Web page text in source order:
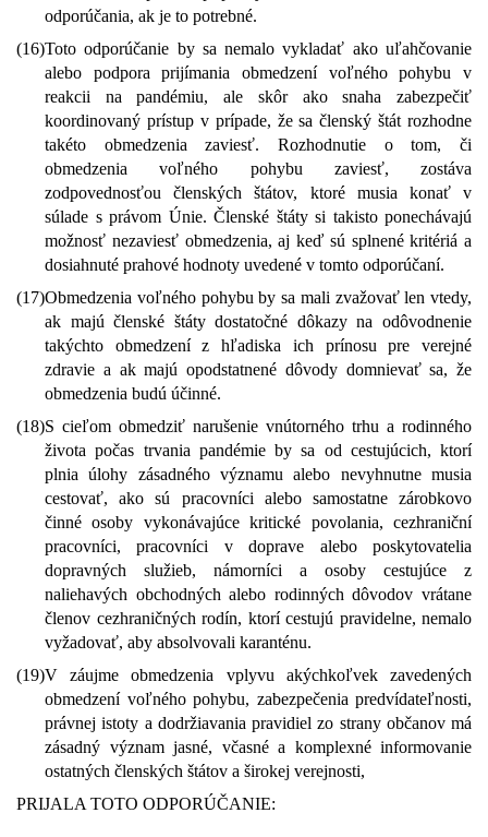
odporúčania, ak je to potrebné.
(16)Toto odporúčanie by sa nemalo vykladať ako uľahčovanie
alebo podpora prijímania obmedzení voľného pohybu v
reakcii na pandémiu, ale skôr ako snaha zabezpečiť
koordinovaný prístup v prípade, že sa členský štát rozhodne
takéto obmedzenia zaviesť. Rozhodnutie o tom, či
obmedzenia voľného pohybu zaviesť, zostáva
zodpovednosťou členských štátov, ktoré musia konať v
súlade s právom Únie. Členské štáty si takisto ponechávajú
možnosť nezaviesť obmedzenia, aj keď sú splnené kritériá a
dosiahnuté prahové hodnoty uvedené v tomto odporúčaní.
(17)Obmedzenia voľného pohybu by sa mali zvažovať len vtedy,
ak majú členské štáty dostatočné dôkazy na odôvodnenie
takýchto obmedzení z hľadiska ich prínosu pre verejné
zdravie a ak majú opodstatnené dôvody domnievať sa, že
obmedzenia budú účinné.
(18)S cieľom obmedziť narušenie vnútorného trhu a rodinného
života počas trvania pandémie by sa od cestujúcich, ktorí
plnia úlohy zásadného významu alebo nevyhnutne musia
cestovať, ako sú pracovníci alebo samostatne zárobkovo
činné osoby vykonávajúce kritické povolania, cezhraniční
pracovníci, pracovníci v doprave alebo poskytovatelia
dopravných služieb, námorníci a osoby cestujúce z
naliehavých obchodných alebo rodinných dôvodov vrátane
členov cezhraničných rodín, ktorí cestujú pravidelne, nemalo
vyžadovať, aby absolvovali karanténu.
(19)V záujme obmedzenia vplyvu akýchkoľvek zavedených
obmedzení voľného pohybu, zabezpečenia predvídateľnosti,
právnej istoty a dodržiavania pravidiel zo strany občanov má
zásadný význam jasné, včasné a komplexné informovanie
ostatných členských štátov a širokej verejnosti,
PRIJALA TOTO ODPORÚČANIE: